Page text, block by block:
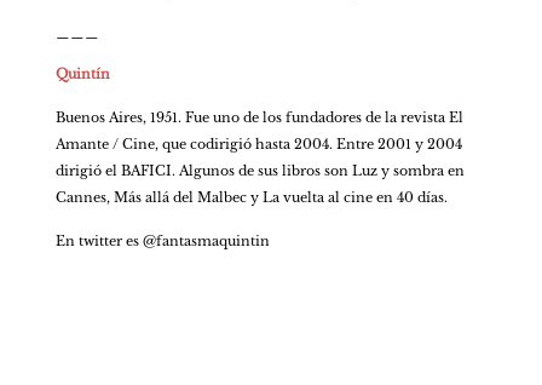
Quintín
Buenos Aires, 1951. Fue uno de los fundadores de la revista El
Amante / Cine, que codirigió hasta 2004. Entre 2001 y 2004
dirigió el BAFICI. Algunos de sus libros son Luz y sombra en
Cannes, Más allá del Malbec y La vuelta al cine en 40 días.
En twitter es @fantasmaquintin